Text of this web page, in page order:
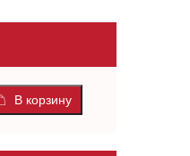
В корзину